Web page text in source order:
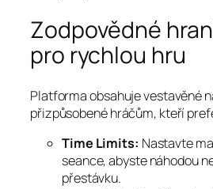
Zodpovědné
pro rychlou hru
Platforma obsahuje vestavěné
přizpůsobené hráčům, kteří
Time Limits: Nastavte
seance, abyste náhodou
přestávku.